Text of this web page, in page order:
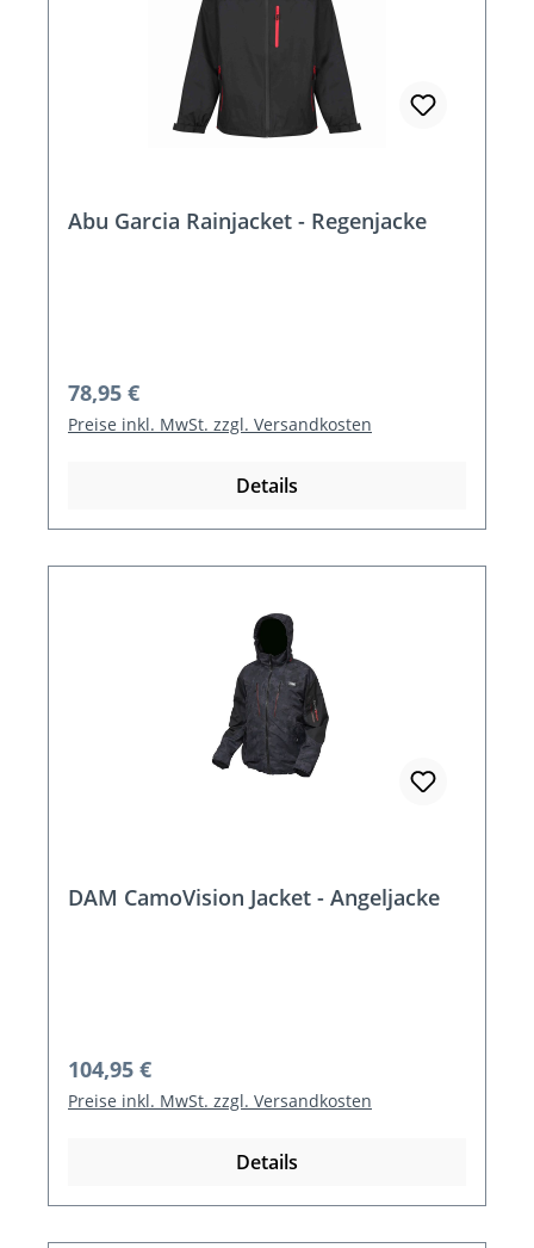
Abu Garcia Rainjacket - Regenjacke
Regulärer Preis:
78,95 €
Preise inkl. MwSt. zzgl. Versandkosten
Details
DAM CamoVision Jacket - Angeljacke
Regulärer Preis:
104,95 €
Preise inkl. MwSt. zzgl. Versandkosten
Details